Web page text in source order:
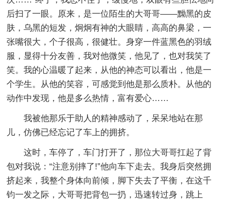
后扫了一眼。原来，是一位陌生的大哥哥——黝黑的皮
肤，乌黑的短发，炯炯有神的大眼睛，高高的鼻梁，一
张嘴很大，个子很高，很健壮。身穿一件蓝黑色的羽绒
服，显得十分友善，我对他微笑，他见了，也对我笑了
笑。我的心温暖了起来，从他的神态可以看出，他是一
个学生。从他的笑容，可感觉到他是那么质朴。从他的
动作中发现，他是多么热情，富有爱心……
我被他那乐于助人的精神感动了，呆呆地站在那
儿，仿佛已经忘记了车上的拥挤。
这时，车停了，车门打开了，那位大哥哥扛起了背
包对我说：“注意别摔了!”他向车下走去。我身后突然拥
挤起来，我整个身体向前倾，脚下失去了平衡，在这千
钧一发之际，大哥哥把背包一扔，迅速转过身，跳上